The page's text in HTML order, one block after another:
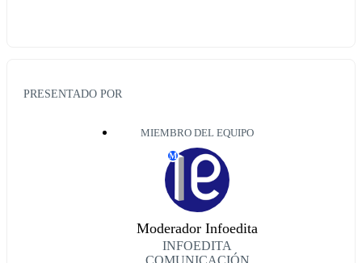
PRESENTADO POR
MIEMBRO DEL EQUIPO
M
Moderador Infoedita
INFOEDITA